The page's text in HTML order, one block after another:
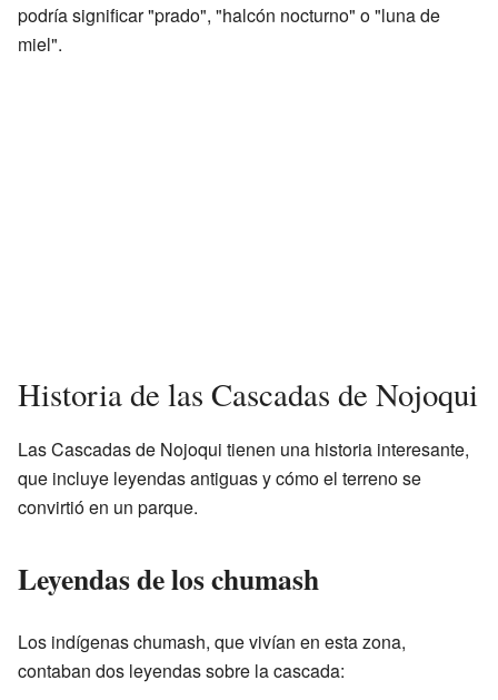
podría significar "prado", "halcón nocturno" o "luna de
miel".
Historia de las Cascadas de Nojoqui
Las Cascadas de Nojoqui tienen una historia interesante,
que incluye leyendas antiguas y cómo el terreno se
convirtió en un parque.
Leyendas de los chumash
Los indígenas chumash, que vivían en esta zona,
contaban dos leyendas sobre la cascada: